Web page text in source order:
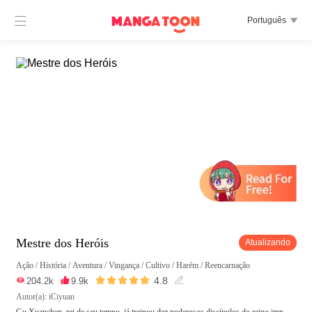
 Português 
Mestre dos Heróis Atualizando
Ação /História / Aventura /Vingança /Cultivo /Harém /Reencarnação
 204.2k 9.9k  4.8 
Autor(a): iCiyuan